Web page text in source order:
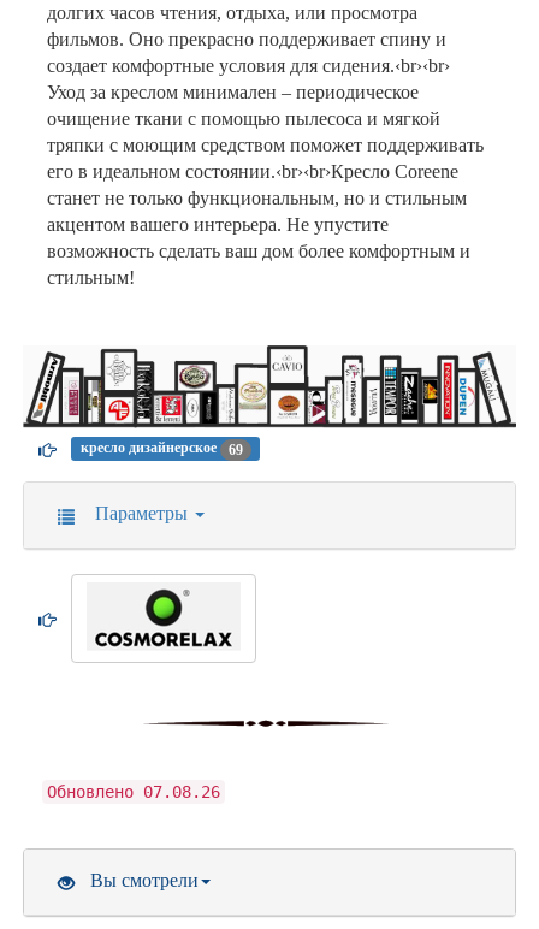
долгих часов чтения, отдыха, или просмотра
фильмов. Оно прекрасно поддерживает спину и
создает комфортные условия для сидения.‹br›‹br›
Уход за креслом минимален – периодическое
очищение ткани с помощью пылесоса и мягкой
тряпки с моющим средством поможет поддерживать
его в идеальном состоянии.‹br›‹br›Кресло Coreene
станет не только функциональным, но и стильным
акцентом вашего интерьера. Не упустите
возможность сделать ваш дом более комфортным и
стильным!
кресло дизайнерское 69
Параметры
Обновлено 07.08.26
Вы смотрели